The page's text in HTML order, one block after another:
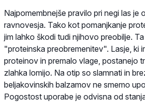
Najpomembnejše pravilo pri negi las je
ravnovesja. Tako kot pomanjkanje
jim lahko škodi tudi njihovo preobilje.
"proteinska preobremenitev". Lasje, ki
proteinov in premalo vlage, postanejo
zlahka lomijo. Na otip so slamnati in
beljakovinskih balzamov ne smemo
Pogostost uporabe je odvisna od